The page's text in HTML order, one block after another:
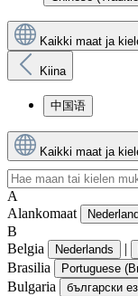
Kaikki maat ja
Kiina
中国语
Kaikki maat ja
A
Alankomaat
B
Belgia
Nederlands |
Brasilia Portuguese
Bulgaria български